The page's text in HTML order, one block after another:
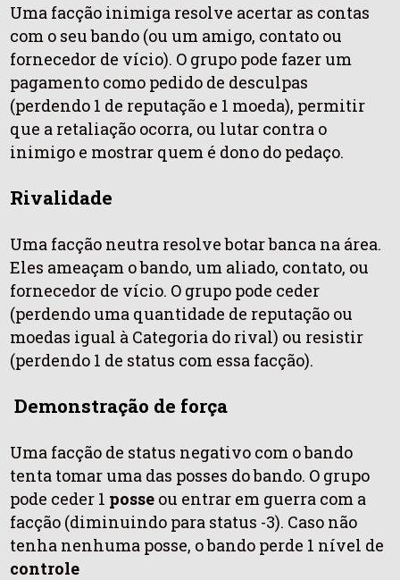
Uma facção inimiga resolve acertar as contas
com o seu bando (ou um amigo, contato ou
fornecedor de vício). O grupo pode fazer um
pagamento como pedido de desculpas
(perdendo 1 de reputação e 1 moeda), permitir
que a retaliação ocorra, ou lutar contra o
inimigo e mostrar quem é dono do pedaço.
Rivalidade
Uma facção neutra resolve botar banca na área.
Eles ameaçam o bando, um aliado, contato, ou
fornecedor de vício. O grupo pode ceder
(perdendo uma quantidade de reputação ou
moedas igual à Categoria do rival) ou resistir
(perdendo 1 de status com essa facção).
Demonstração de força
Uma facção de status negativo com o bando
tenta tomar uma das posses do bando. O grupo
pode ceder 1 posse ou entrar em guerra com a
facção (diminuindo para status -3). Caso não
tenha nenhuma posse, o bando perde 1 nível de
controle